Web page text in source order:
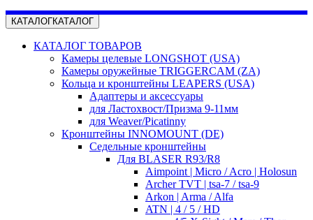
КАТАЛОГКАТАЛОГ
КАТАЛОГ ТОВАРОВ
Камеры целевые LONGSHOT (USA)
Камеры оружейные TRIGGERCAM (ZA)
Кольца и кронштейны LEAPERS (USA)
Адаптеры и аксессуары
для Ластохвост/Призма 9-11мм
для Weaver/Picatinny
Кронштейны INNOMOUNT (DE)
Седельные кронштейны
Для BLASER R93/R8
Aimpoint | Micro / Acro | Holosun
Archer TVT | tsa-7 / tsa-9
Arkon | Arma / Alfa
ATN | 4 / 5 / HD